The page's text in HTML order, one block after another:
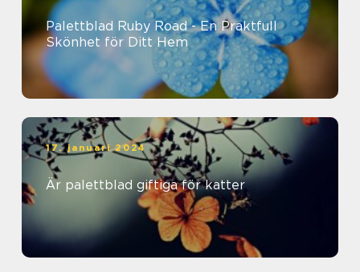
Palettblad Ruby Road - En Praktfull
Skönhet för Ditt Hem
17. januari 2024
Är palettblad giftiga för katter